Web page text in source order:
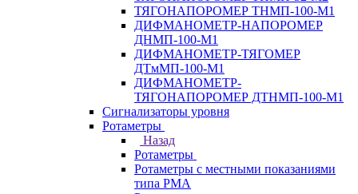
ТЯГОНАПОРОМЕР ТНМП-100-М1
ДИФМАНОМЕТР-НАПОРОМЕР
ДНМП-100-М1
ДИФМАНОМЕТР-ТЯГОМЕР
ДТмМП-100-М1
ДИФМАНОМЕТР-
ТЯГОНАПОРОМЕР ДТНМП-100-М1
Сигнализаторы уровня
Ротаметры
Назад
Ротаметры
Ротаметры с местными показаниями
типа РМА